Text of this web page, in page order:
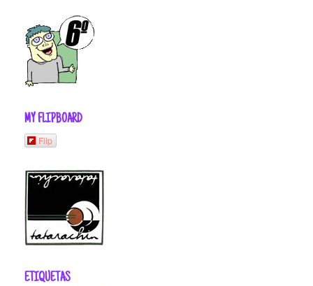
MY FLIPBOARD
Flip
ETIQUETAS